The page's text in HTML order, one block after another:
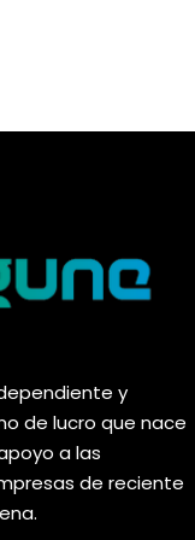
y
de lucro que nace
a las
de reciente